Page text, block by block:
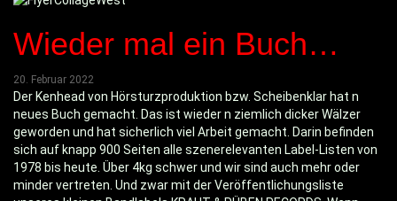
Wieder mal ein Buch…
20. Februar 2022
Der Kenhead von Hörsturzproduktion bzw. Scheibenklar hat n
neues Buch gemacht. Das ist wieder n ziemlich dicker Wälzer
geworden und hat sicherlich viel Arbeit gemacht. Darin befinden
sich auf knapp 900 Seiten alle szenerelevanten Label-Listen von
1978 bis heute. Über 4kg schwer und wir sind auch mehr oder
minder vertreten. Und zwar mit der Veröffentlichungsliste